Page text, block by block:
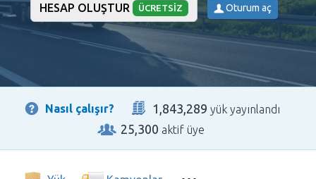
HESAP OLUŞTUR ÜCRETSIZ Oturum aç
Nasıl çalışır? 1,843,289 yük yayınlandı
25,300 aktif üye